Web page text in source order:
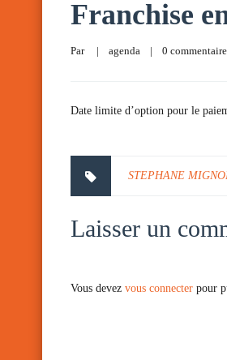
Franchise
Par | agenda | 0 commentaire
Date limite d’option pour le
STEPHANE
Laisser un
Vous devez vous connecter pour